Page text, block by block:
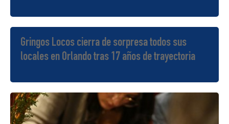
Gringos Locos cierra de sorpresa todos sus
locales en Orlando tras 17 años de trayectoria